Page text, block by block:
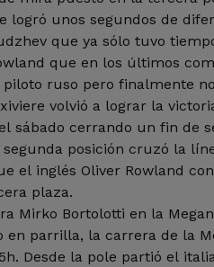
logró unos segundos de
que ya sólo tuvo
que en los últimos
ruso pero finalmente
volvió a lograr la
sábado cerrando un fin de
posición cruzó la
el inglés Oliver Rowland
plaza.
Mirko Bortolotti en la
en parrilla, la carrera de la
Desde la pole partió el